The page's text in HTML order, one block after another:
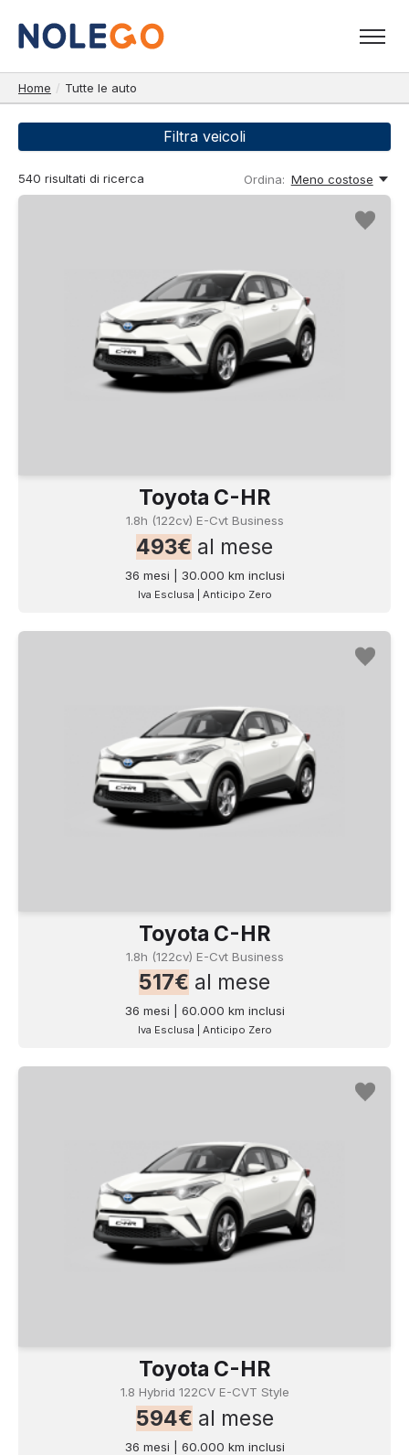
Home / Tutte le auto
Filtra veicoli
540 risultati di ricerca Ordina: Meno costose
Toyota C-HR
1.8h (122cv) E-Cvt Business
493€ al mese
36 mesi | 30.000 km inclusi
Iva Esclusa | Anticipo Zero
Toyota C-HR
1.8h (122cv) E-Cvt Business
517€ al mese
36 mesi | 60.000 km inclusi
Iva Esclusa | Anticipo Zero
Toyota C-HR
1.8 Hybrid 122CV E-CVT Style
594€ al mese
36 mesi | 60.000 km inclusi